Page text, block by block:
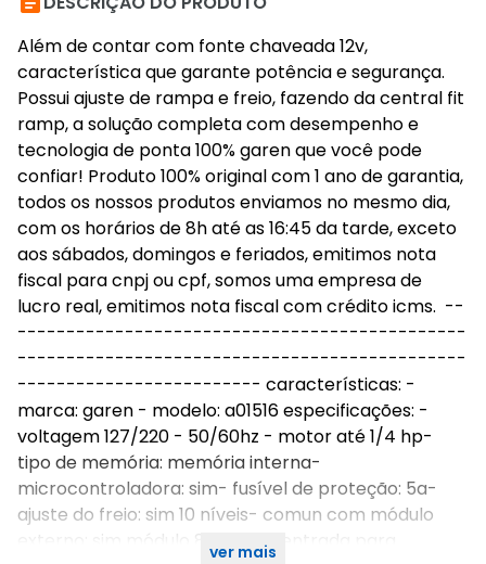
Além de contar com fonte chaveada 12v,
característica que garante potência e segurança.
Possui ajuste de rampa e freio, fazendo da central fit
ramp, a solução completa com desempenho e
tecnologia de ponta 100% garen que você pode
confiar! Produto 100% original com 1 ano de garantia,
todos os nossos produtos enviamos no mesmo dia,
com os horários de 8h até as 16:45 da tarde, exceto
aos sábados, domingos e feriados, emitimos nota
fiscal para cnpj ou cpf, somos uma empresa de
lucro real, emitimos nota fiscal com crédito icms. --
----------------------------------------------
----------------------------------------------
------------------------- características: -
marca: garen - modelo: a01516 especificações: -
voltagem 127/220 - 50/60hz - motor até 1/4 hp-
tipo de memória: memória interna-
microcontroladora: sim- fusível de proteção: 5a-
ajuste do freio: sim 10 níveis- comun com módulo
externo: sim módulo 8f garen- entrada para
ver mais